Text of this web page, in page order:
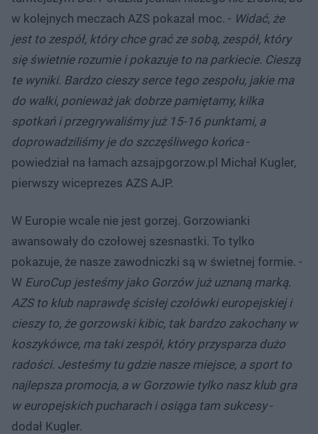
w kolejnych meczach AZS pokazał moc. - Widać, że
jest to zespół, który chce grać ze sobą, zespół, który
się świetnie rozumie i pokazuje to na parkiecie. Cieszą
te wyniki. Bardzo cieszy serce tego zespołu, jakie ma
do walki, ponieważ jak dobrze pamiętamy, kilka
spotkań i przegrywaliśmy już 15-16 punktami, a
doprowadziliśmy je do szczęśliwego końca-
powiedział na łamach azsajpgorzow.pl Michał Kugler,
pierwszy wiceprezes AZS AJP.
W Europie wcale nie jest gorzej. Gorzowianki
awansowały do czołowej szesnastki. To tylko
pokazuje, że nasze zawodniczki są w świetnej formie. -
W EuroCup jesteśmy jako Gorzów już uznaną marką.
AZS to klub naprawdę ścisłej czołówki europejskiej i
cieszy to, że gorzowski kibic, tak bardzo zakochany w
koszykówce, ma taki zespół, który przysparza dużo
radości. Jesteśmy tu gdzie nasze miejsce, a sport to
najlepsza promocja, a w Gorzowie tylko nasz klub gra
w europejskich pucharach i osiąga tam sukcesy-
dodał Kugler.